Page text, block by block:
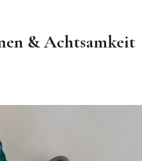
& Achtsamkeit